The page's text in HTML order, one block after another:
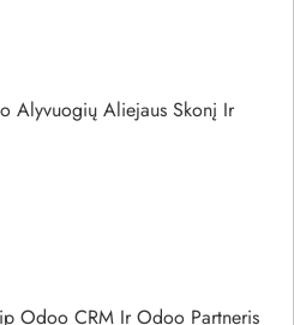
Alyvuogių Aliejaus Skonį Ir
Odoo CRM Ir Odoo Partneris